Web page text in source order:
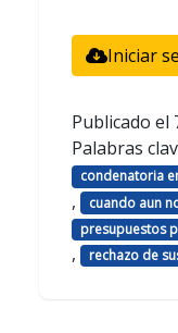
Iniciar
Publicado el
Palabras
condenatoria
, cuando aun
presupuestos
, rechazo de